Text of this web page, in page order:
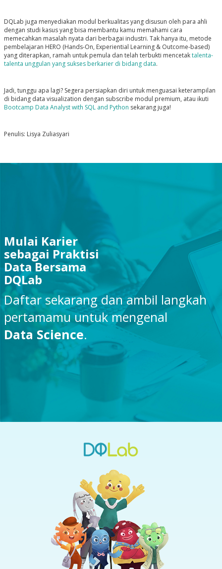
DQLab juga menyediakan modul berkualitas yang disusun oleh para ahli
dengan studi kasus yang bisa membantu kamu memahami cara
memecahkan masalah nyata dari berbagai industri. Tak hanya itu, metode
pembelajaran HERO (Hands-On, Experiential Learning & Outcome-based)
yang diterapkan, ramah untuk pemula dan telah terbukti mencetaktalenta-
talenta unggulan yang sukses berkarier di bidang data.
Jadi, tunggu apa lagi? Segera persiapkan diri untuk menguasai keterampilan
di bidang data visualization dengan subscribe modul premium, atau ikuti
Bootcamp Data Analyst with SQL and Python sekarang juga!
Penulis: Lisya Zuliasyari
Mulai Karier
sebagai Praktisi
Data Bersama
DQLab
Daftar sekarang dan ambil langkah
pertamamu untuk mengenal
Data Science.